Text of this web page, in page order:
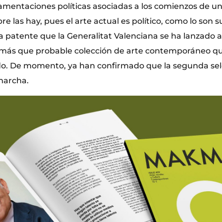
políticas asociadas a los comienzos de
las hay, pues el arte actual es político, como lo son
patente que la Generalitat Valenciana se ha lanzado
que probable colección de arte contemporáneo
De momento, ya han confirmado que la segunda